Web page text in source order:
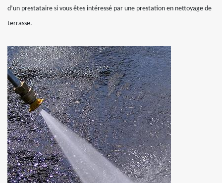
d’un prestataire si vous êtes intéressé par une prestation en nettoyage de
terrasse.